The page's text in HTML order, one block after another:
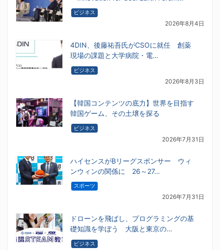
ビジネス
2026年8月4日
4DIN、後藤祐吾氏がCSOに就任 創薬
現場の課題と大学病院・電…
ビジネス
2026年8月3日
【韓国コンテンツの底力】世界を目指す
韓国ゲーム、その土壌を探る
ビジネス
2026年7月31日
ハイセンスがBリーグスポンサー ウィ
ンウィンの関係に 26～27…
スポーツ
2026年7月31日
ドローンを飛ばし、プログラミングの基
礎知識を学ぼう 大阪と東京の…
ビジネス